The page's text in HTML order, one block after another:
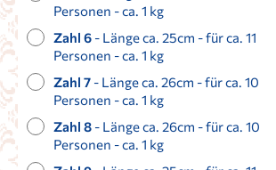
Personen - ca. 1 kg
Zahl 6 - Länge ca. 25cm - für ca. 11
Personen - ca. 1 kg
Zahl 7 - Länge ca. 26cm - für ca. 10
Personen - ca. 1 kg
Zahl 8 - Länge ca. 26cm - für ca. 10
Personen - ca. 1 kg